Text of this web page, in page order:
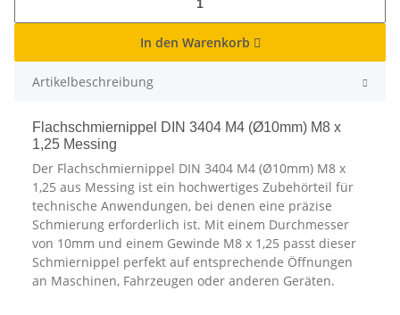
In den Warenkorb
Artikelbeschreibung
Flachschmiernippel DIN 3404 M4 (Ø10mm) M8 x
1,25 Messing
Der Flachschmiernippel DIN 3404 M4 (Ø10mm) M8 x
1,25 aus Messing ist ein hochwertiges Zubehörteil für
technische Anwendungen, bei denen eine präzise
Schmierung erforderlich ist. Mit einem Durchmesser
von 10mm und einem Gewinde M8 x 1,25 passt dieser
Schmiernippel perfekt auf entsprechende Öffnungen
an Maschinen, Fahrzeugen oder anderen Geräten.